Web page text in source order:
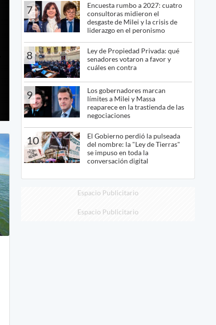
7
Encuesta rumbo a 2027: cuatro
consultoras midieron el
desgaste de Milei y la crisis de
liderazgo en el peronismo
8
Ley de Propiedad Privada: qué
senadores votaron a favor y
cuáles en contra
9
Los gobernadores marcan
límites a Milei y Massa
reaparece en la trastienda de las
negociaciones
10
El Gobierno perdió la pulseada
del nombre: la "Ley de Tierras"
se impuso en toda la
conversación digital
Espacio Publicitario
Espacio Publicitario